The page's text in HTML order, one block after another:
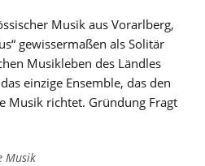
Musik aus Vorarlberg,
gewissermaßen als Solitär
Musikleben des Ländles
einzige Ensemble, das den
Musik richtet. Gründung Fragt
Musik